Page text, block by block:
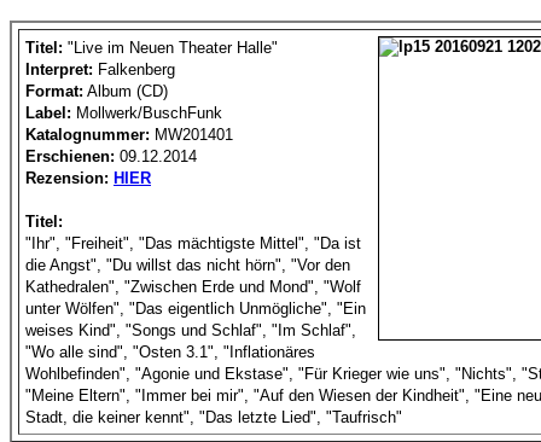
Titel: "Live im Neuen Theater Halle"
Interpret: Falkenberg
Format: Album (CD)
Label: Mollwerk/BuschFunk
Katalognummer: MW201401
Erschienen: 09.12.2014
Rezension: HIER
Titel:
"Ihr", "Freiheit", "Das mächtigste Mittel", "Da ist
die Angst", "Du willst das nicht hörn", "Vor den
Kathedralen", "Zwischen Erde und Mond", "Wolf
unter Wölfen", "Das eigentlich Unmögliche", "Ein
weises Kind", "Songs und Schlaf", "Im Schlaf",
"Wo alle sind", "Osten 3.1", "Inflationäres
Wohlbefinden", "Agonie und Ekstase", "Für Krieger wie uns", "Nichts",
"Meine Eltern", "Immer bei mir", "Auf den Wiesen der Kindheit", "Eine
Stadt, die keiner kennt", "Das letzte Lied", "Taufrisch"